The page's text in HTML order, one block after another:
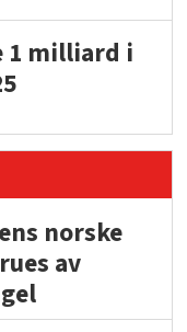
1 milliard i
norske
av